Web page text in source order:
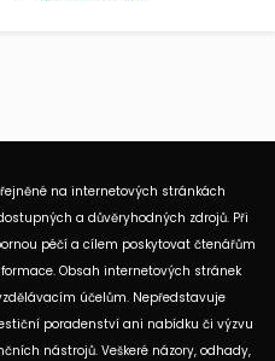
na internetových stránkách
a důvěryhodných zdrojů. Při
péčí a cílem poskytovat čtenářům
Obsah internetových stránek
účelům. Nepředstavuje
poradenství ani nabídku či výzvu
nástrojů. Veškeré názory, odhady,